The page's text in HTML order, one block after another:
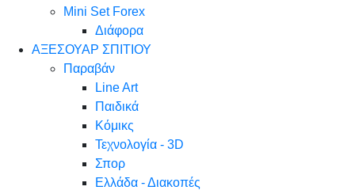
Mini Set Forex
Διάφορα
ΑΞΕΣΟΥΑΡ ΣΠΙΤΙΟΥ
Παραβάν
Line Art
Παιδικά
Κόμικς
Τεχνολογία - 3D
Σπορ
Ελλάδα - Διακοπές